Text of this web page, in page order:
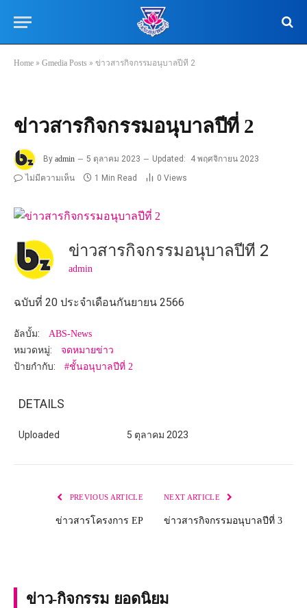
Home » Gmedia Posts » ข่าวสารกิจกรรมอนุบาลปีที่ 2
ข่าวสารกิจกรรมอนุบาลปีที่ 2
By admin 5 ตุลาคม 2023 Updated:
4 พฤศจิกายน 2023
ไม่มีความเห็น
1 Min Read 0 Views
ข่าวสารกิจกรรมอนุบาลปีที่ 2
admin
ฉบับที่ 20 ประจำเดือนกันยายน 2566
อัลบั้ม: ABS-News
หมวดหมู่: จดหมายข่าว
ป้ายกำกับ: #ชั้นอนุบาลปีที่ 2
DETAILS
Uploaded 5 ตุลาคม 2023
PREVIOUS ARTICLE
ข่าวสารโครงการ EP
NEXT ARTICLE
ข่าวสารกิจกรรมอนุบาลปีที่ 3
ข่าว-กิจกรรม ยอดนิยม